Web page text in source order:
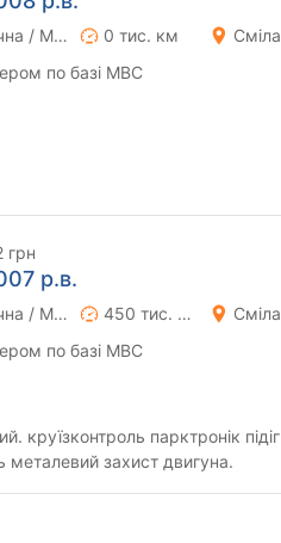
Ручна / Механіка 0 тис. км
Сміла
по базі МВС
грн
р.в.
Ручна / Механіка 450 тис. км
Сміла
по базі МВС
металевий захист двигуна.